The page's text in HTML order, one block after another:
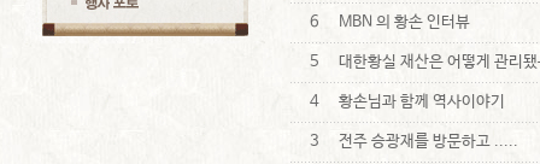
6 MBN 의 황손 인터뷰
5 대한황실 재산은 어떻게 관리
4 황손님과 함께 역사이야기
3 전주 승광재를 방문하고 .....